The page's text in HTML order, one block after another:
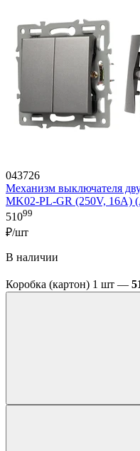
043726
Механизм выключателя
MK02-PL-GR (250V, 16A)
51099
₽/шт
В наличии
Коробка (картон) 1 шт —